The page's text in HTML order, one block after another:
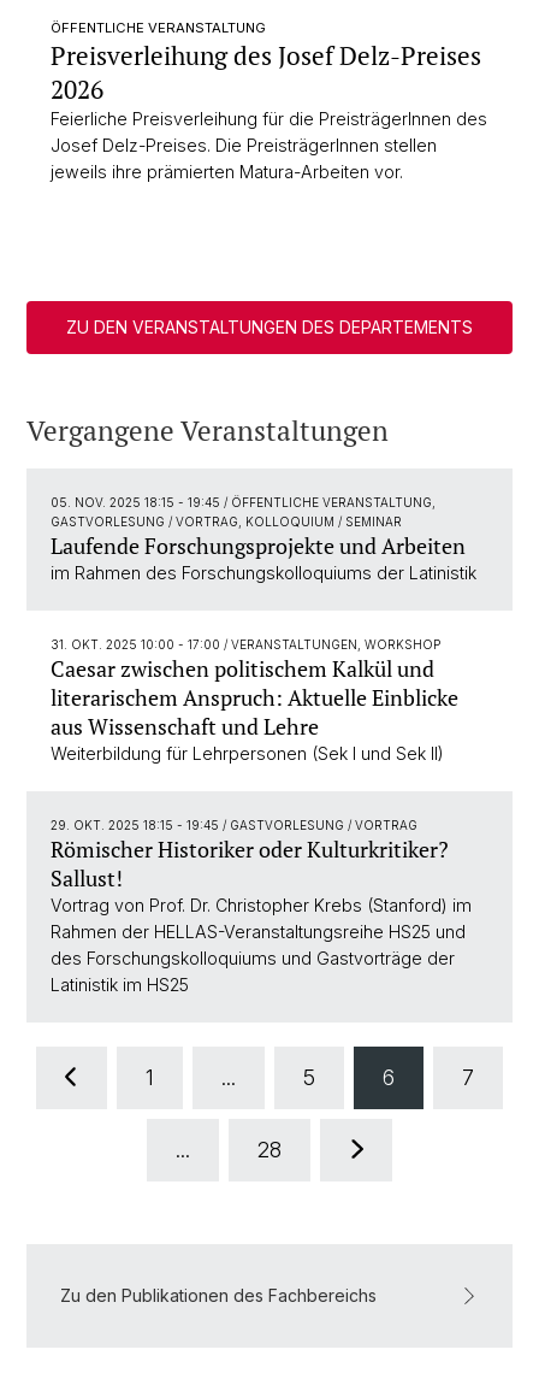
ÖFFENTLICHE VERANSTALTUNG
Preisverleihung des Josef Delz-Preises
2026
Feierliche Preisverleihung für die PreisträgerInnen des
Josef Delz-Preises. Die PreisträgerInnen stellen
jeweils ihre prämierten Matura-Arbeiten vor.
ZU DEN VERANSTALTUNGEN DES DEPARTEMENTS
Vergangene Veranstaltungen
05. NOV. 2025 18:15 - 19:45 / ÖFFENTLICHE VERANSTALTUNG,
GASTVORLESUNG / VORTRAG, KOLLOQUIUM / SEMINAR
Laufende Forschungsprojekte und Arbeiten
im Rahmen des Forschungskolloquiums der Latinistik
31. OKT. 2025 10:00 - 17:00 / VERANSTALTUNGEN, WORKSHOP
Caesar zwischen politischem Kalkül und
literarischem Anspruch: Aktuelle Einblicke
aus Wissenschaft und Lehre
Weiterbildung für Lehrpersonen (Sek I und Sek II)
29. OKT. 2025 18:15 - 19:45 / GASTVORLESUNG / VORTRAG
Römischer Historiker oder Kulturkritiker?
Sallust!
Vortrag von Prof. Dr. Christopher Krebs (Stanford) im
Rahmen der HELLAS-Veranstaltungsreihe HS25 und
des Forschungskolloquiums und Gastvorträge der
Latinistik im HS25
1 ... 5 6 7
... 28
Zu den Publikationen des Fachbereichs